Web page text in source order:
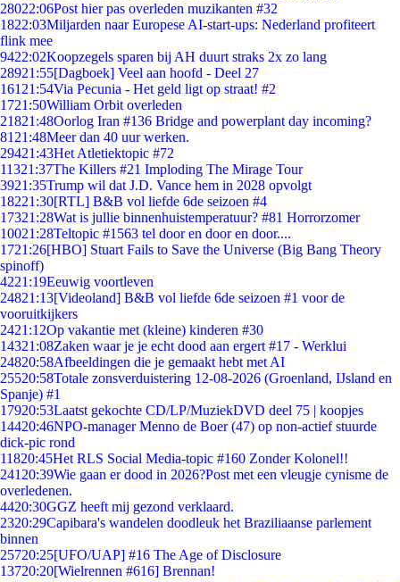
28022:06Post hier pas overleden muzikanten #32
1822:03Miljarden naar Europese AI-start-ups: Nederland profiteert
flink mee
9422:02Koopzegels sparen bij AH duurt straks 2x zo lang
28921:55[Dagboek] Veel aan hoofd - Deel 27
161 21:54Via Pecunia - Het geld ligt op straat! #2
1721:50William Orbit overleden
21821:48Oorlog Iran #136 Bridge and powerplant day incoming?
81 21:48Meer dan 40 uur werken.
29421:43Het Atletiektopic #72
11321:37The Killers #21 Imploding The Mirage Tour
3921:35Trump wil dat J.D. Vance hem in 2028 opvolgt
18221:30[RTL] B&B vol liefde 6de seizoen #4
17321:28Wat is jullie binnenhuistemperatuur? #81 Horrorzomer
10021:28Teltopic #1563 tel door en door en door....
1721:26[HBO] Stuart Fails to Save the Universe (Big Bang Theory
spinoff)
4221:19Eeuwig voortleven
24821:13[Videoland] B&B vol liefde 6de seizoen #1 voor de
vooruitkijkers
2421:12Op vakantie met (kleine) kinderen #30
14321:08Zaken waar je je echt dood aan ergert #17 - Werklui
24820:58Afbeeldingen die je gemaakt hebt met AI
25520:58Totale zonsverduistering 12-08-2026 (Groenland, IJsland en
Spanje) #1
17920:53Laatst gekochte CD/LP/MuziekDVD deel 75 | koopjes
14420:46NPO-manager Menno de Boer (47) op non-actief stuurde
dick-pic rond
11820:45Het RLS Social Media-topic #160 Zonder Kolonel!!
241 20:39Wie gaan er dood in 2026?Post met een vleugje cynisme de
overledenen.
4420:30GGZ heeft mij gezond verklaard.
2320:29Capibara's wandelen doodleuk het Braziliaanse parlement
binnen
25720:25[UFO/UAP] #16 The Age of Disclosure
13720:20[Wielrennen #616] Brennan!